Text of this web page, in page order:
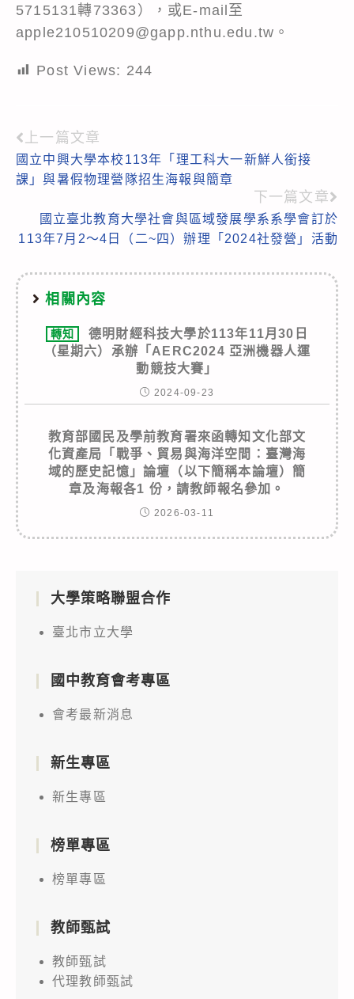
5715131轉73363），或E-mail至
apple210510209@gapp.nthu.edu.tw。
Post Views: 244
Read
more
上一篇文章
國立中興大學本校113年「理工科大一新鮮人銜接
課」與暑假物理營隊招生海報與簡章
下一篇文章
國立臺北教育大學社會與區域發展學系系學會訂於
113年7月2～4日（二~四）辦理「2024社發營」活動
相關內容
轉知
德明財經科技大學於113年11月30日
（星期六）承辦「AERC2024 亞洲機器人運
動競技大賽」
2024-09-23
教育部國民及學前教育署來函轉知文化部文
化資產局「戰爭、貿易與海洋空間：臺灣海
域的歷史記憶」論壇（以下簡稱本論壇）簡
章及海報各1 份，請教師報名參加。
2026-03-11
大學策略聯盟合作
臺北市立大學
國中教育會考專區
會考最新消息
新生專區
新生專區
榜單專區
榜單專區
教師甄試
教師甄試
代理教師甄試